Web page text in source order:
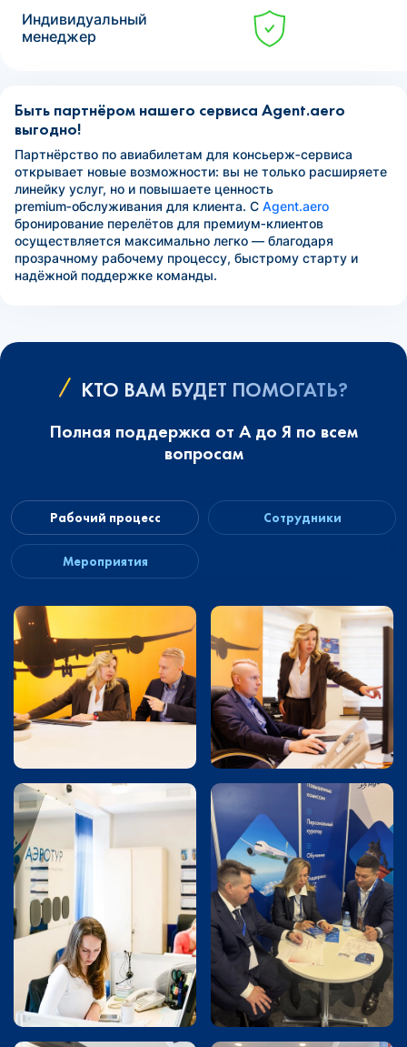
Индивидуальный
менеджер
Быть партнёром нашего сервиса Agent.aero
выгодно!
Партнёрство по авиабилетам для консьерж‑сервиса
открывает новые возможности: вы не только расширяете
линейку услуг, но и повышаете ценность
premium‑обслуживания для клиента. С Agent.aero
бронирование перелётов для премиум‑клиентов
осуществляется максимально легко — благодаря
прозрачному рабочему процессу, быстрому старту и
надёжной поддержке команды.
КТО ВАМ БУДЕТ ПОМОГАТЬ?
Полная поддержка от А до Я по всем
вопросам
Рабочий процесс Сотрудники
Мероприятия